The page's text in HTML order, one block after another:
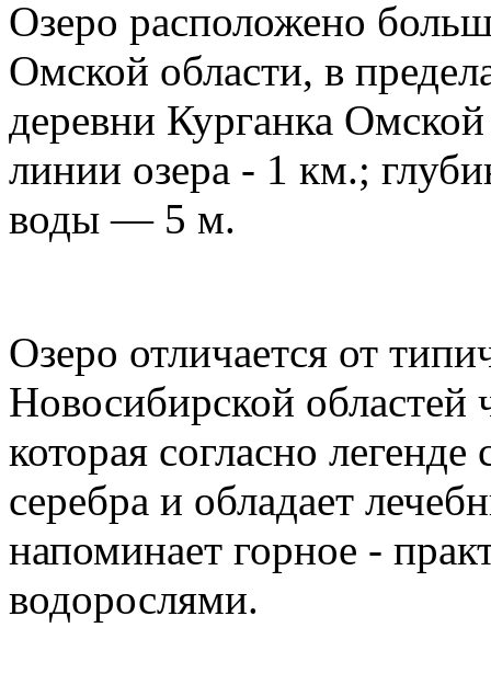
Озеро расположено
Омской области, в
деревни Курганка
линии озера - 1 км.;
воды — 5 м.
Озеро отличается от
Новосибирской областей
которая согласно
серебра и обладает
напоминает горное -
водорослями.